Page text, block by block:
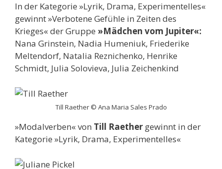
In der Kategorie »Lyrik, Drama, Experimentelles«
gewinnt »Verbotene Gefühle in Zeiten des
Krieges« der Gruppe »Mädchen vom Jupiter«:
Nana Grinstein, Nadia Humeniuk, Friederike
Meltendorf, Natalia Reznichenko, Henrike
Schmidt, Julia Solovieva, Julia Zeichenkind
Till Raether © Ana Maria Sales Prado
»Modalverben« von Till Raether gewinnt in der
Kategorie »Lyrik, Drama, Experimentelles«